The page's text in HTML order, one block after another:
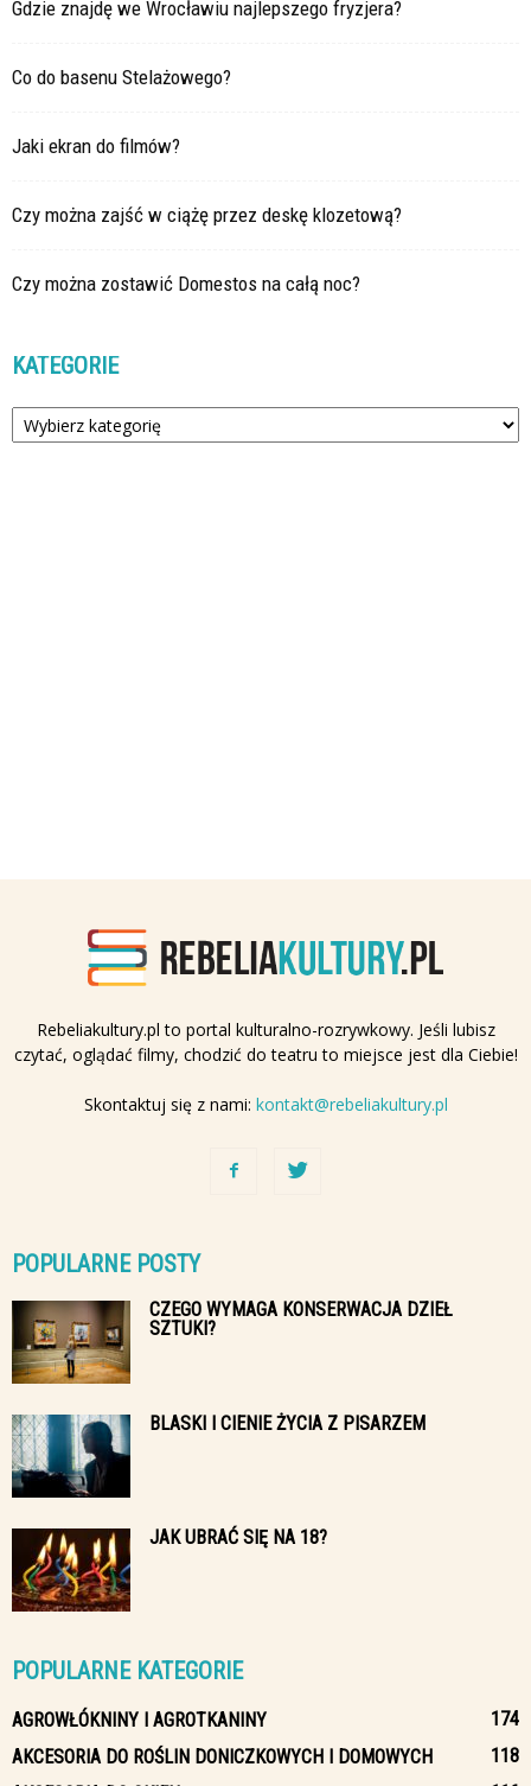
Gdzie znajdę we Wrocławiu najlepszego fryzjera?
Co do basenu Stelażowego?
Jaki ekran do filmów?
Czy można zajść w ciążę przez deskę klozetową?
Czy można zostawić Domestos na całą noc?
KATEGORIE
Kategorie
Rebeliakultury.pl to portal kulturalno-rozrywkowy. Jeśli lubisz
czytać, oglądać filmy, chodzić do teatru to miejsce jest dla Ciebie!
Skontaktuj się z nami: kontakt@rebeliakultury.pl
POPULARNE POSTY
CZEGO WYMAGA KONSERWACJA DZIEŁ
SZTUKI?
BLASKI I CIENIE ŻYCIA Z PISARZEM
JAK UBRAĆ SIĘ NA 18?
POPULARNE KATEGORIE
AGROWŁÓKNINY I AGROTKANINY
174
AKCESORIA DO ROŚLIN DONICZKOWYCH I DOMOWYCH
118